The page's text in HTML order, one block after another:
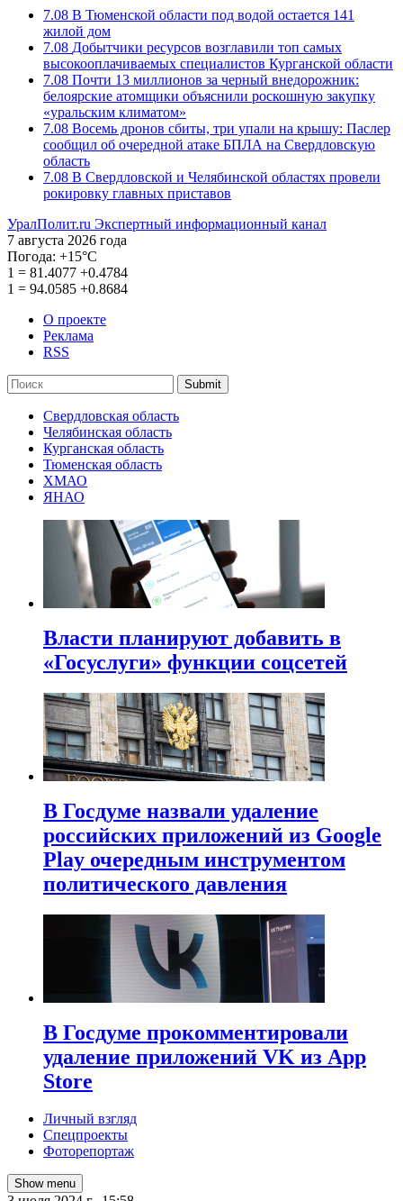
7.08 В Тюменской области под водой остается 141
жилой дом
7.08 Добытчики ресурсов возглавили топ самых
высокооплачиваемых специалистов Курганской области
7.08 Почти 13 миллионов за черный внедорожник:
белоярские атомщики объяснили роскошную закупку
«уральским климатом»
7.08 Восемь дронов сбиты, три упали на крышу: Паслер
сообщил об очередной атаке БПЛА на Свердловскую
область
7.08 В Свердловской и Челябинской областях провели
рокировку главных приставов
УралПолит.ru Экспертный информационный канал
7 августа 2026 года
Погода: +15°С
1 = 81.4077 +0.4784
1 = 94.0585 +0.8684
О проекте
Реклама
RSS
Submit
Свердловская область
Челябинская область
Курганская область
Тюменская область
ХМАО
ЯНАО
Власти планируют добавить в
«Госуслуги» функции соцсетей
В Госдуме назвали удаление
российских приложений из Google
Play очередным инструментом
политического давления
В Госдуме прокомментировали
удаление приложений VK из App
Store
Личный взгляд
Спецпроекты
Фоторепортаж
Show menu